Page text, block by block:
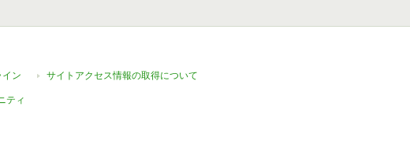
ン サイトアクセス情報の取得について
ティ